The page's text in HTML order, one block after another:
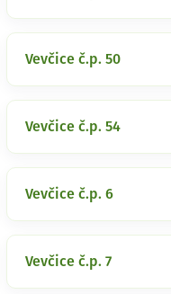
Vevčice č.p. 50
Vevčice č.p. 54
Vevčice č.p. 6
Vevčice č.p. 7